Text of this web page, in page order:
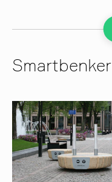
Smartbenker